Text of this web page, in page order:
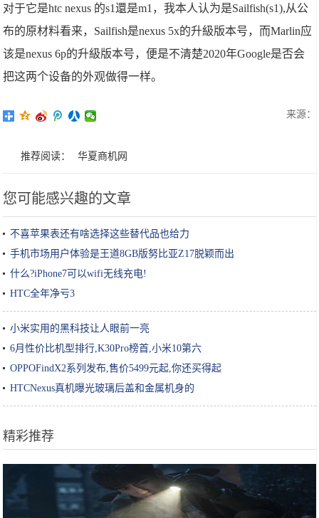
对于它是htc nexus 的s1還是m1，我本人认为是Sailfish(s1),从公
布的原材料看来，Sailfish是nexus 5x的升級版本号，而Marlin应
该是nexus 6p的升級版本号，便是不清楚2020年Google是否会
把这两个设备的外观做得一样。
来源：
推荐阅读： 华夏商机网
您可能感兴趣的文章
不喜苹果表还有啥选择这些替代品也给力
手机市场用户体验是王道8GB版努比亚Z17脱颖而出
什么?iPhone7可以wifi无线充电!
HTC全年净亏3
小米实用的黑科技让人眼前一亮
6月性价比机型排行,K30Pro榜首,小米10第六
OPPOFindX2系列发布,售价5499元起,你还买得起
HTCNexus真机曝光玻璃后盖和金属机身的
精彩推荐